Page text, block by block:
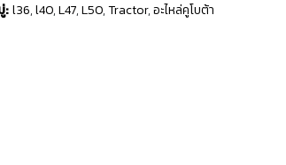
: l36,l40,L47,L50,Tractor,อะไหล่คูโบต้า